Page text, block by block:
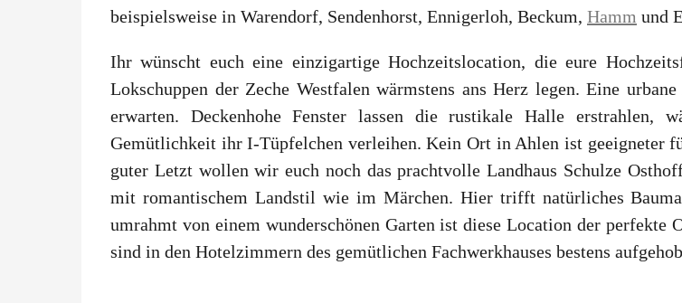
beispielsweise in Warendorf, Sendenhorst, Ennigerloh, Beckum, Hamm und
Ihr wünscht euch eine einzigartige Hochzeitslocation, die eure
Lokschuppen der Zeche Westfalen wärmstens ans Herz legen. Eine
erwarten. Deckenhohe Fenster lassen die rustikale Halle erstrahlen,
Gemütlichkeit ihr I-Tüpfelchen verleihen. Kein Ort in Ahlen ist geeigneter
guter Letzt wollen wir euch noch das prachtvolle Landhaus Schulze
mit romantischem Landstil wie im Märchen. Hier trifft natürliches
umrahmt von einem wunderschönen Garten ist diese Location der perfekte
sind in den Hotelzimmern des gemütlichen Fachwerkhauses bestens